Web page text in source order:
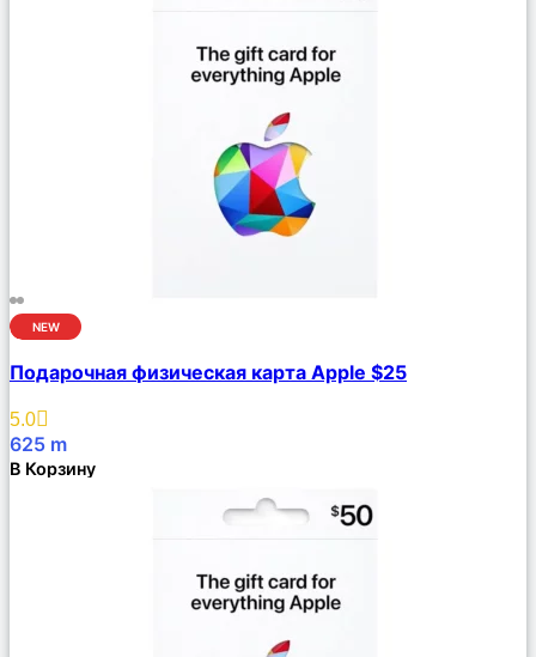
NEW
Описание
Избранное
Подарочная физическая карта Apple $25
5.0
625 m
В Корзину